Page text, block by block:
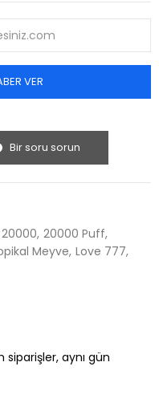
VER
Bir soru sorun
20000 Puff
Meyve Love 777
siparişler, aynı gün